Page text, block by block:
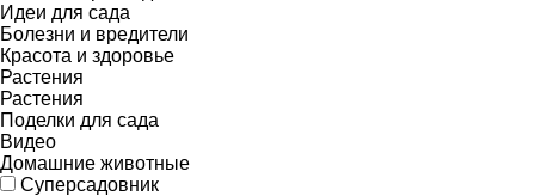
Идеи для сада
Болезни и вредители
Красота и здоровье
Растения
Растения
Поделки для сада
Видео
Домашние животные
Суперсадовник